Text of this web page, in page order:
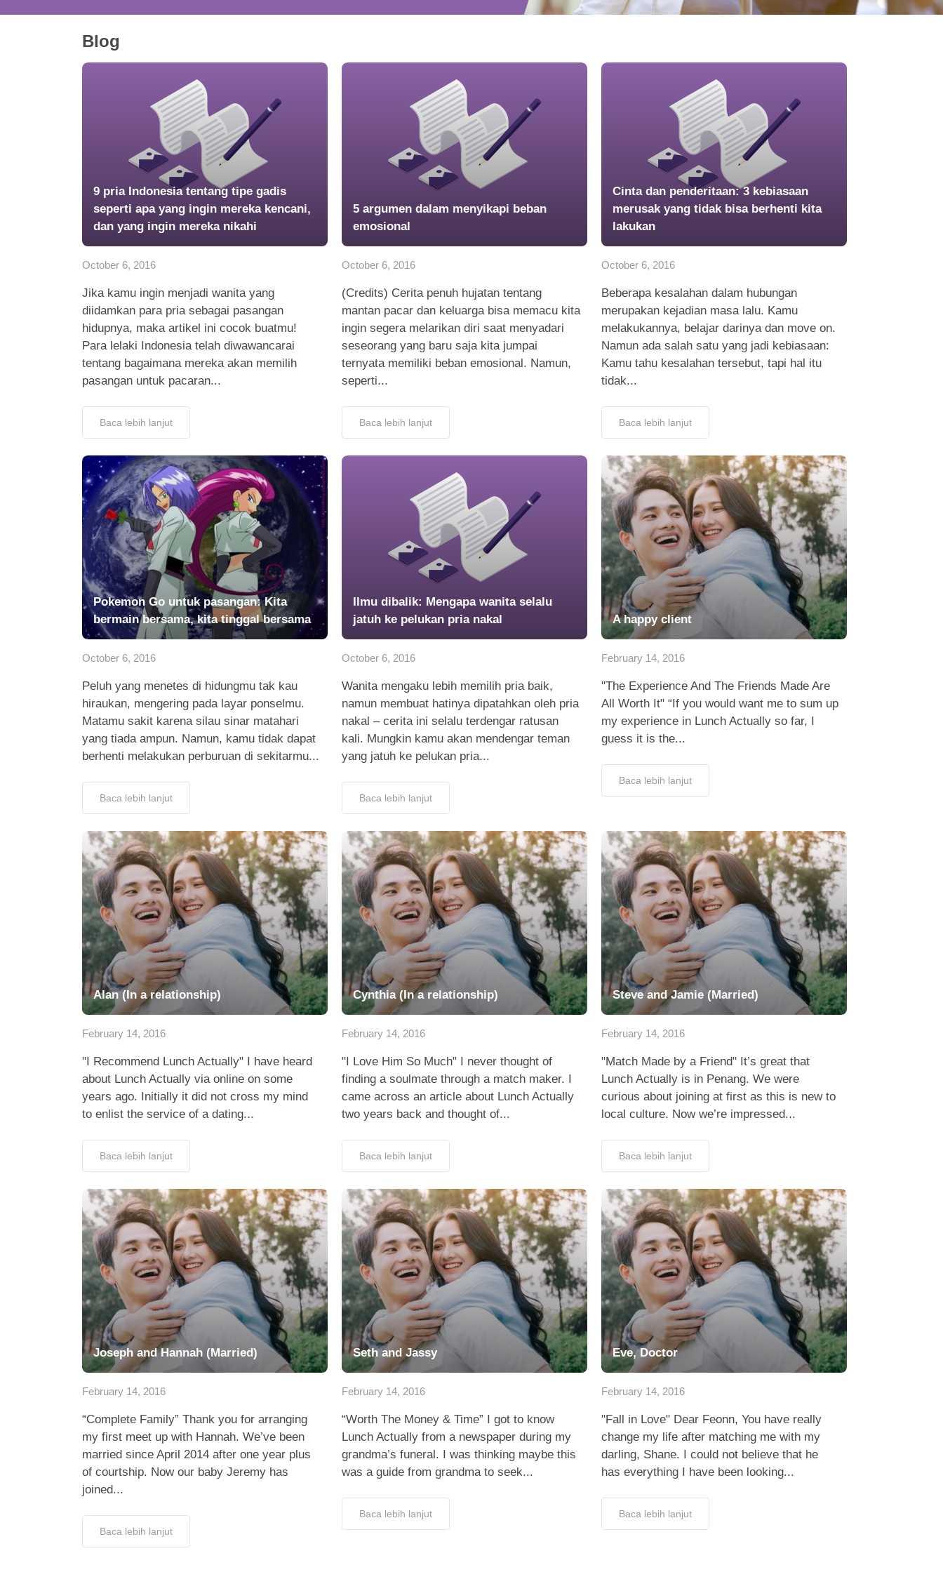
Blog
9 pria Indonesia tentang tipe gadis
seperti apa yang ingin mereka kencani,
dan yang ingin mereka nikahi
October 6, 2016
Jika kamu ingin menjadi wanita yang
diidamkan para pria sebagai pasangan
hidupnya, maka artikel ini cocok buatmu!
Para lelaki Indonesia telah diwawancarai
tentang bagaimana mereka akan memilih
pasangan untuk pacaran...
Baca lebih lanjut
5 argumen dalam menyikapi beban
emosional
October 6, 2016
(Credits) Cerita penuh hujatan tentang
mantan pacar dan keluarga bisa memacu kita
ingin segera melarikan diri saat menyadari
seseorang yang baru saja kita jumpai
ternyata memiliki beban emosional. Namun,
seperti...
Baca lebih lanjut
Cinta dan penderitaan: 3 kebiasaan
merusak yang tidak bisa berhenti kita
lakukan
October 6, 2016
Beberapa kesalahan dalam hubungan
merupakan kejadian masa lalu. Kamu
melakukannya, belajar darinya dan move on.
Namun ada salah satu yang jadi kebiasaan:
Kamu tahu kesalahan tersebut, tapi hal itu
tidak...
Baca lebih lanjut
Pokemon Go untuk pasangan: Kita
bermain bersama, kita tinggal bersama
October 6, 2016
Peluh yang menetes di hidungmu tak kau
hiraukan, mengering pada layar ponselmu.
Matamu sakit karena silau sinar matahari
yang tiada ampun. Namun, kamu tidak dapat
berhenti melakukan perburuan di sekitarmu...
Baca lebih lanjut
Ilmu dibalik: Mengapa wanita selalu
jatuh ke pelukan pria nakal
October 6, 2016
Wanita mengaku lebih memilih pria baik,
namun membuat hatinya dipatahkan oleh pria
nakal – cerita ini selalu terdengar ratusan
kali. Mungkin kamu akan mendengar teman
yang jatuh ke pelukan pria...
Baca lebih lanjut
A happy client
February 14, 2016
"The Experience And The Friends Made Are
All Worth It" “If you would want me to sum up
my experience in Lunch Actually so far, I
guess it is the...
Baca lebih lanjut
Alan (In a relationship)
February 14, 2016
"I Recommend Lunch Actually" I have heard
about Lunch Actually via online on some
years ago. Initially it did not cross my mind
to enlist the service of a dating...
Baca lebih lanjut
Cynthia (In a relationship)
February 14, 2016
"I Love Him So Much" I never thought of
finding a soulmate through a match maker. I
came across an article about Lunch Actually
two years back and thought of...
Baca lebih lanjut
Steve and Jamie (Married)
February 14, 2016
"Match Made by a Friend" It’s great that
Lunch Actually is in Penang. We were
curious about joining at first as this is new to
local culture. Now we’re impressed...
Baca lebih lanjut
Joseph and Hannah (Married)
February 14, 2016
“Complete Family” Thank you for arranging
my first meet up with Hannah. We’ve been
married since April 2014 after one year plus
of courtship. Now our baby Jeremy has
joined...
Baca lebih lanjut
Seth and Jassy
February 14, 2016
“Worth The Money & Time” I got to know
Lunch Actually from a newspaper during my
grandma’s funeral. I was thinking maybe this
was a guide from grandma to seek...
Baca lebih lanjut
Eve, Doctor
February 14, 2016
"Fall in Love" Dear Feonn, You have really
change my life after matching me with my
darling, Shane. I could not believe that he
has everything I have been looking...
Baca lebih lanjut